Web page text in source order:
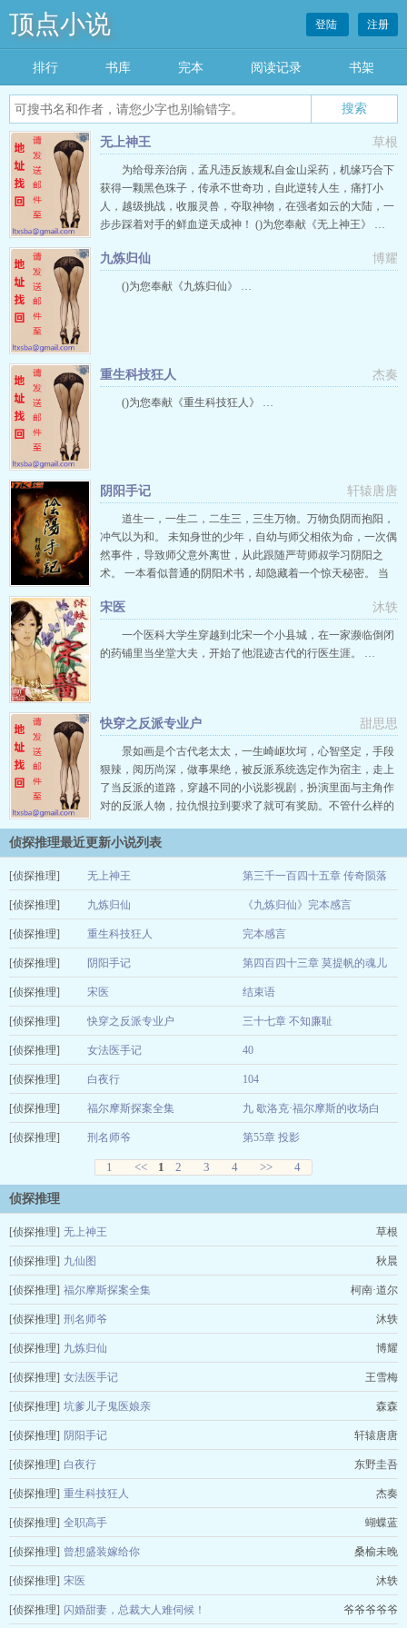
顶点小说
搜索
登陆 注册
排行 书库 完本 阅读记录 书架
草根
无上神王
为给母亲治病，孟凡违反族规私自金山采药，机缘巧合下
获得一颗黑色珠子，传承不世奇功，自此逆转人生，痛打小
人，越级挑战，收服灵兽，夺取神物，在强者如云的大陆，一
步步踩着对手的鲜血逆天成神！ ()为您奉献《无上神王》 …
博耀
九炼归仙
()为您奉献《九炼归仙》 …
杰奏
重生科技狂人
()为您奉献《重生科技狂人》 …
轩辕唐唐
阴阳手记
道生一，一生二，二生三，三生万物。万物负阴而抱阳，
冲气以为和。 未知身世的少年，自幼与师父相依为命，一次偶
然事件，导致师父意外离世，从此跟随严苛师叔学习阴阳之
术。 一本看似普通的阴阳术书，却隐藏着一个惊天秘密。 当
《古墓迷津》，移动和阅读畅销前十的悬疑小说，书荒的时候
可以看看。 --------------------------------…
沐轶
宋医
一个医科大学生穿越到北宋一个小县城，在一家濒临倒闭
的药铺里当坐堂大夫，开始了他混迹古代的行医生涯。 …
甜思思
快穿之反派专业户
景如画是个古代老太太，一生崎岖坎坷，心智坚定，手段
狠辣，阅历尚深，做事果绝，被反派系统选定作为宿主，走上
了当反派的道路，穿越不同的小说影视剧，扮演里面与主角作
对的反派人物，拉仇恨拉到要求了就可有奖励。不管什么样的
摧花，狠狠的虐死他们，拉仇恨值。这条不归路何时是个头，
真不好说，待古董老太太能接受任何淬炼，系统大人一脚踢她
上了轮回道，说那是奖励，…
侦探推理最近更新小说列表
[侦探推理] 无上神王 第三千一百四十五章 传奇陨落
草根 2018-03-15
[侦探推理] 九炼归仙 《九炼归仙》完本感言
博耀
[侦探推理] 重生科技狂人 完本感言
杰奏 2017-08-08
[侦探推理] 阴阳手记 第四百四十三章 莫提帆的魂儿
轩辕唐唐
[侦探推理] 宋医 结束语
沐轶
[侦探推理] 快穿之反派专业户 三十七章 不知廉耻
甜思思
[侦探推理] 女法医手记 40
王雪梅
[侦探推理] 白夜行 104
东野圭吾 2017-04-17
[侦探推理] 福尔摩斯探案全集 九 歇洛克·福尔摩斯的收场白
柯南·道尔
[侦探推理] 刑名师爷 第55章 投影
1 << 1 2 3 4 >> 4
侦探推理
[侦探推理] 无上神王 草根
[侦探推理] 九仙图 秋晨
[侦探推理] 福尔摩斯探案全集 柯南·道尔
[侦探推理] 刑名师爷 沐轶
[侦探推理] 九炼归仙 博耀
[侦探推理] 女法医手记 王雪梅
[侦探推理] 坑爹儿子鬼医娘亲 森森
[侦探推理] 阴阳手记 轩辕唐唐
[侦探推理] 白夜行 东野圭吾
[侦探推理] 重生科技狂人 杰奏
[侦探推理] 全职高手 蝴蝶蓝
[侦探推理] 曾想盛装嫁给你 桑榆未晚
[侦探推理] 宋医 沐轶
[侦探推理] 闪婚甜妻，总裁大人难伺候！ 爷爷爷爷爷